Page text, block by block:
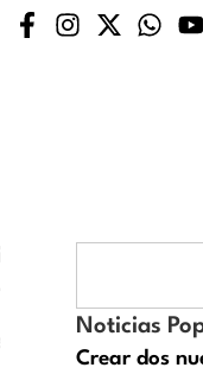
Noticias
Crear dos